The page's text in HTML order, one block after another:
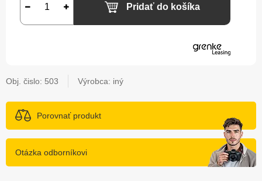
Pridať do košíka
Obj. čislo: 503 Výrobca: iný
Porovnať produkt
Otázka odborníkovi